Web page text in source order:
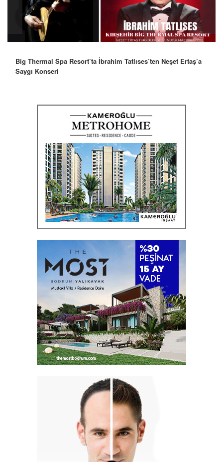
Big Thermal Spa Resort’ta İbrahim Tatlıses’ten Neşet Ertaş’a
Saygı Konseri